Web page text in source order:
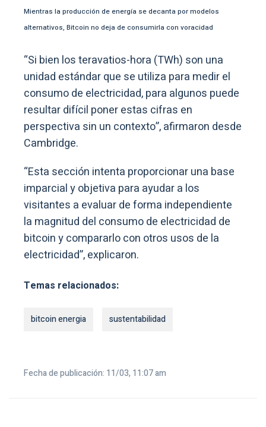
Mientras la producción de energía se decanta por modelos
alternativos, Bitcoin no deja de consumirla con voracidad
“Si bien los teravatios-hora (TWh) son una
unidad estándar que se utiliza para medir el
consumo de electricidad, para algunos puede
resultar difícil poner estas cifras en
perspectiva sin un contexto”, afirmaron desde
Cambridge.
“Esta sección intenta proporcionar una base
imparcial y objetiva para ayudar a los
visitantes a evaluar de forma independiente
la magnitud del consumo de electricidad de
bitcoin y compararlo con otros usos de la
electricidad”, explicaron.
Temas relacionados:
bitcoin energia sustentabilidad
Fecha de publicación: 11/03, 11:07 am